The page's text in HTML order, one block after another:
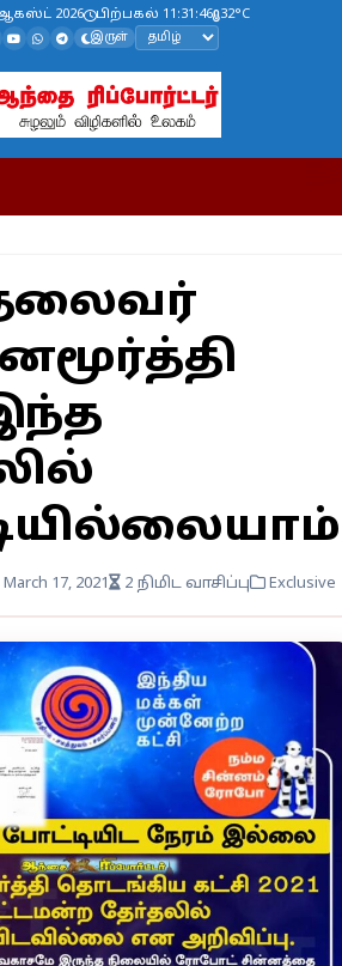
2026 பிற்பகல் 11:31:47 32°C
இருள்
17, 2021 2 நிமிட வாசிப்பு Exclusive